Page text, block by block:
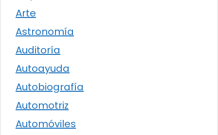
Arte
Astronomía
Auditoría
Autoayuda
Autobiografía
Automotriz
Automóviles